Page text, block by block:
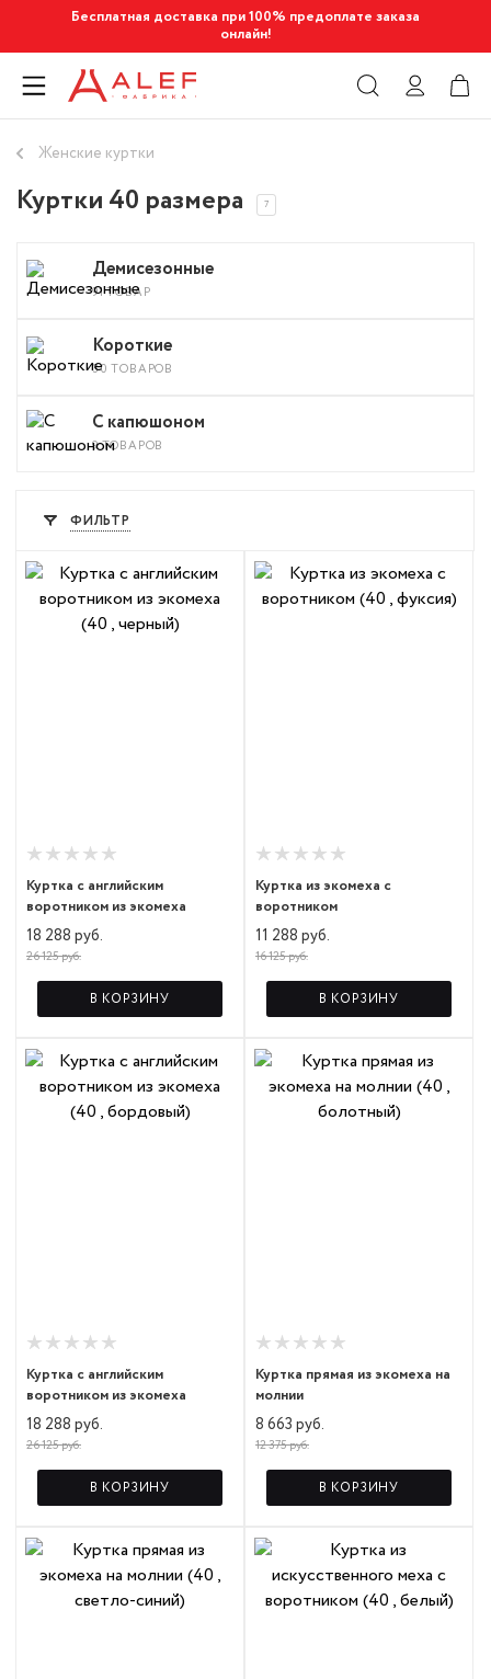
Бесплатная доставка при 100% предоплате заказа
онлайн!
Женские куртки
Куртки 40 размера 7
Демисезонные
91 ТОВАР
Короткие
30 ТОВАРОВ
С капюшоном
9 ТОВАРОВ
ФИЛЬТР
Куртка с английским
воротником из экомеха
18 288 руб.
26 125 руб.
В КОРЗИНУ
Куртка из экомеха с
воротником
11 288 руб.
16 125 руб.
В КОРЗИНУ
Куртка с английским
воротником из экомеха
18 288 руб.
26 125 руб.
В КОРЗИНУ
Куртка прямая из экомеха на
молнии
8 663 руб.
12 375 руб.
В КОРЗИНУ